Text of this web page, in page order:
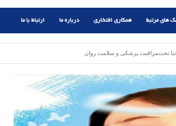
های مرتبط همکاری افتخاری درباره ما ارتباط با ما
تحت‌مراقبت پزشکی و سلامت روان